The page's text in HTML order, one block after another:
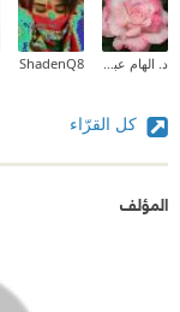
د. الهام عبدالوهاب عبدالقادر ShadenQ8
كل القرّاء
المؤلف